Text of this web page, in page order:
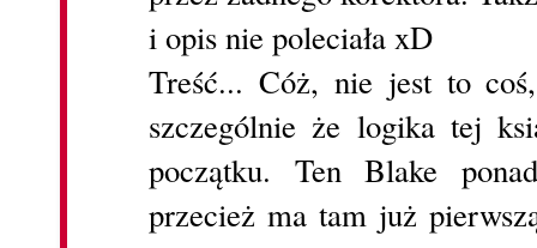
i opis nie poleciała xD
Treść... Cóż, nie jest to
szczególnie że logika tej
początku. Ten Blake
przecież ma tam już